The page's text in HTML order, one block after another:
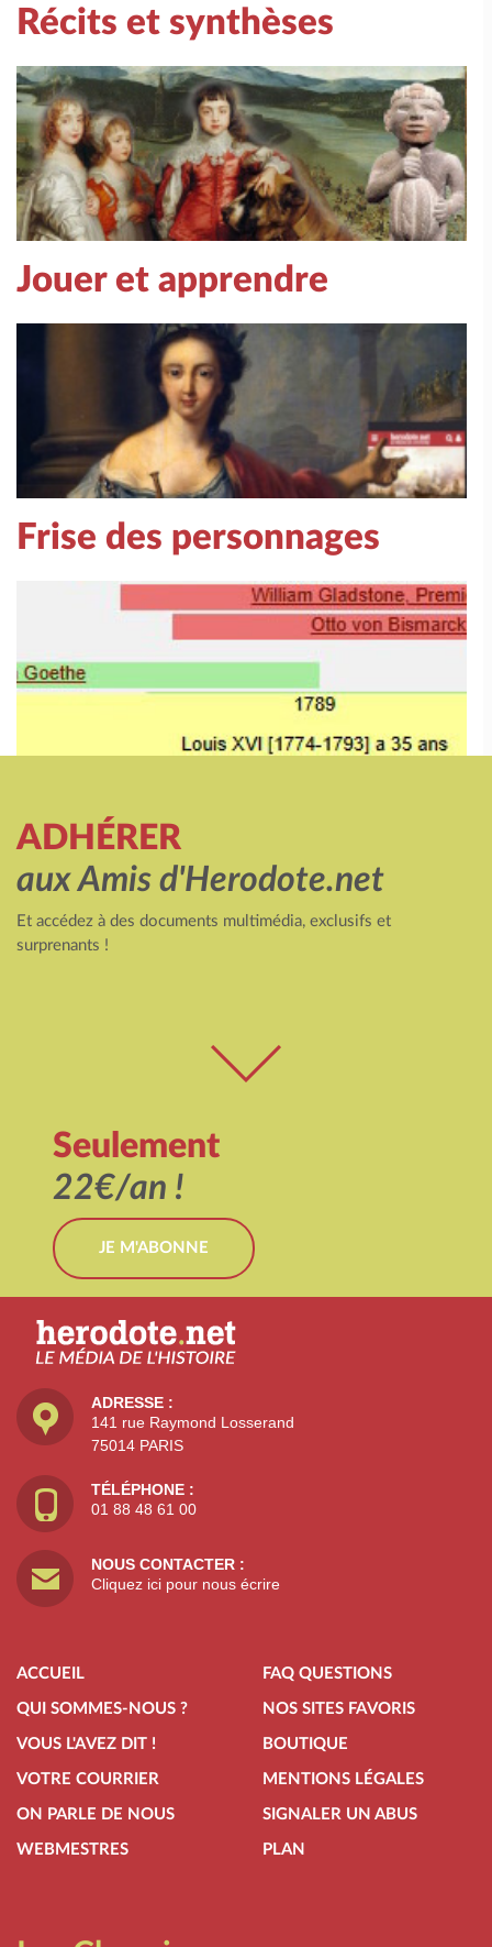
Récits et synthèses
Jouer et apprendre
Frise des personnages
ADHÉRER
aux Amis d'Herodote.net
Et accédez à des documents multimédia, exclusifs et
surprenants !
Seulement
22€/an !
JE M'ABONNE
ADRESSE :
141 rue Raymond Losserand
75014 PARIS
TÉLÉPHONE :
01 88 48 61 00
NOUS CONTACTER :
Cliquez ici pour nous écrire
ACCUEIL
QUI SOMMES-NOUS ?
VOUS L'AVEZ DIT !
VOTRE COURRIER
ON PARLE DE NOUS
WEBMESTRES
FAQ QUESTIONS
NOS SITES FAVORIS
BOUTIQUE
MENTIONS LÉGALES
SIGNALER UN ABUS
PLAN